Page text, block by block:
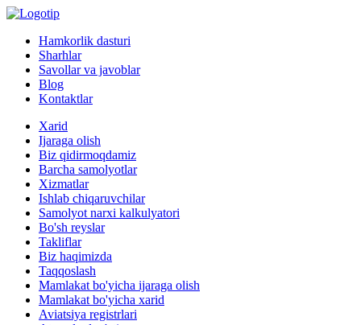
Hamkorlik dasturi
Sharhlar
Savollar va javoblar
Blog
Kontaktlar
Xarid
Ijaraga olish
Biz qidirmoqdamiz
Barcha samolyotlar
Xizmatlar
Ishlab chiqaruvchilar
Samolyot narxi kalkulyatori
Bo'sh reyslar
Takliflar
Biz haqimizda
Taqqoslash
Mamlakat bo'yicha ijaraga olish
Mamlakat bo'yicha xarid
Aviatsiya registrlari